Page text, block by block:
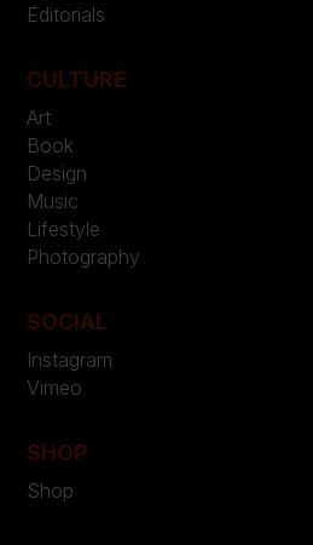
Editorials
CULTURE
Art
Book
Design
Music
Lifestyle
Photography
SOCIAL
Instagram
Vimeo
SHOP
Shop